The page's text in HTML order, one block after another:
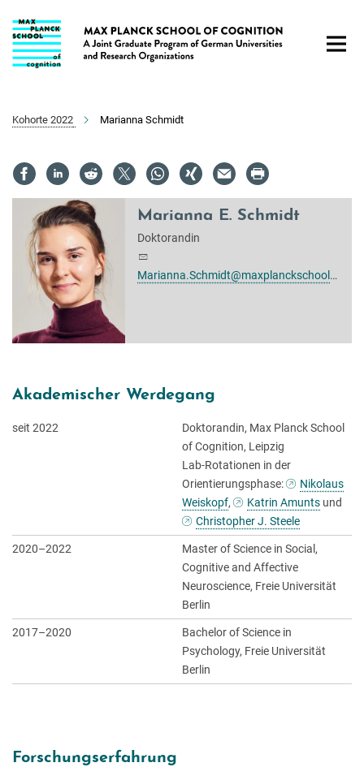
Kohorte 2022 Marianna Schmidt
Marianna E. Schmidt
Doktorandin
Marianna.Schmidt@maxplanckschools.de
Akademischer Werdegang
seit 2022
Doktorandin, Max Planck School
of Cognition, Leipzig
Lab-Rotationen in der
Orientierungsphase:
Nikolaus
Weiskopf, Katrin Amunts und
Christopher J. Steele
2020–2022
Master of Science in Social,
Cognitive and Affective
Neuroscience, Freie Universität
Berlin
2017–2020
Bachelor of Science in
Psychology, Freie Universität
Berlin
Forschungserfahrung